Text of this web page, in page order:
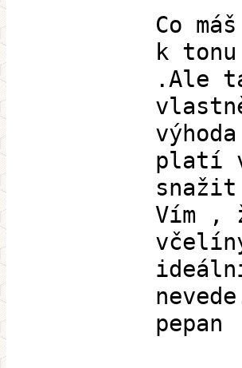
Co
k
.Ale
platí
snažit
Vím ,
pepan